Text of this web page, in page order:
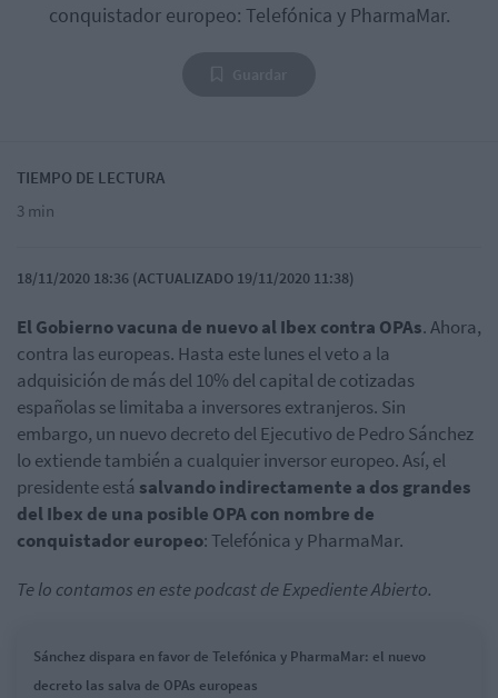
conquistador europeo: Telefónica y PharmaMar.
TIEMPO DE LECTURA
3 min
18/11/2020 18:36 (ACTUALIZADO 19/11/2020 11:38)
El Gobierno vacuna de nuevo al Ibex contra OPAs. Ahora,
contra las europeas. Hasta este lunes el veto a la
adquisición de más del 10% del capital de cotizadas
españolas se limitaba a inversores extranjeros. Sin
embargo, un nuevo decreto del Ejecutivo de Pedro Sánchez
lo extiende también a cualquier inversor europeo. Así, el
presidente está salvando indirectamente a dos grandes
del Ibex de una posible OPA con nombre de
conquistador europeo: Telefónica y PharmaMar.
Te lo contamos en este podcast de Expediente Abierto.
Sánchez dispara en favor de Telefónica y PharmaMar: el nuevo
decreto las salva de OPAs europeas